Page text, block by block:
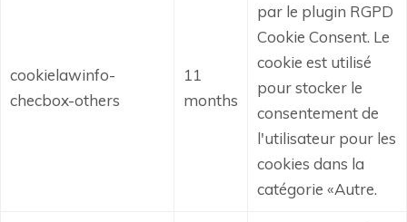
cookielawinfo-
checbox-others
11
months
par le plugin RGPD
Cookie Consent. Le
cookie est utilisé
pour stocker le
consentement de
l'utilisateur pour les
cookies dans la
catégorie «Autre.